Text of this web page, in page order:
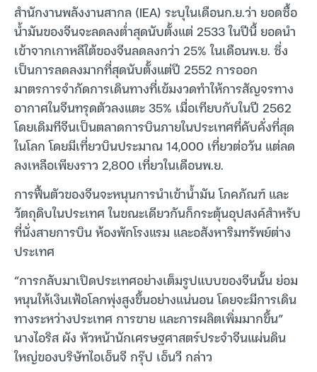
สำนักงานพลังงานสากล (IEA) ระบุในเดือนก.ย.ว่า ยอดซื้อ
น้ำมันของจีนจะลดลงต่ำสุดนับตั้งแต่ 2533 ในปีนี้ ยอดนำ
เข้าจากเกาหลีใต้ของจีนลดลงกว่า 25% ในเดือนพ.ย. ซึ่ง
เป็นการลดลงมากที่สุดนับตั้งแต่ปี 2552 การออก
มาตรการจำกัดการเดินทางที่เข้มงวดทำให้การสัญจรทาง
อากาศในจีนทรุดตัวลงแตะ 35% เมื่อเทียบกับในปี 2562
โดยเดิมทีจีนเป็นตลาดการบินภายในประเทศที่คับคั่งที่สุด
ในโลก โดยมีเที่ยวบินประมาณ 14,000 เที่ยวต่อวัน แต่ลด
ลงเหลือเพียงราว 2,800 เที่ยวในเดือนพ.ย.
การฟื้นตัวของจีนจะหนุนการนำเข้าน้ำมัน โภคภัณฑ์ และ
วัตถุดิบในประเทศ ในขณะเดียวกันก็กระตุ้นอุปสงค์สำหรับ
ที่นั่งสายการบิน ห้องพักโรงแรม และอสังหาริมทรัพย์ต่าง
ประเทศ
“การกลับมาเปิดประเทศอย่างเต็มรูปแบบของจีนนั้น ย่อม
หนุนให้เงินเฟ้อโลกพุ่งสูงขึ้นอย่างแน่นอน โดยจะมีการเดิน
ทางระหว่างประเทศ การขาย และการผลิตเพิ่มมากขึ้น”
นางไอริส ผัง หัวหน้านักเศรษฐศาสตร์ประจำจีนแผ่นดิน
ใหญ่ของบริษัทไอเอ็นจี กรุ๊ป เอ็นวี กล่าว